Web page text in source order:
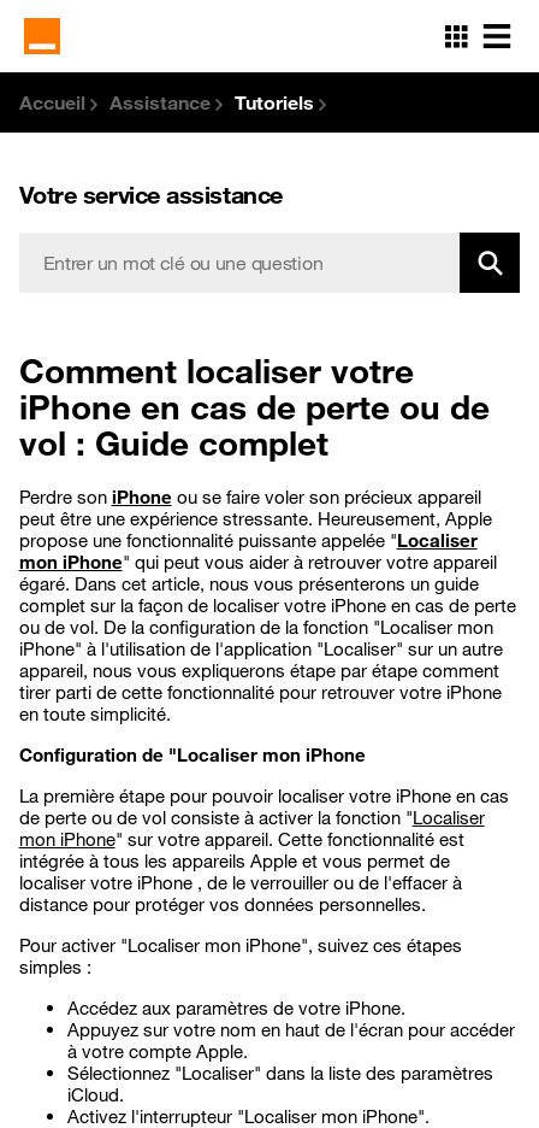
contenu
principal
Accueil Assistance Tutoriels
Votre service assistance
Comment localiser votre
iPhone en cas de perte ou de
vol : Guide complet
Perdre son iPhoneou se faire voler son précieux appareil
peut être une expérience stressante. Heureusement, Apple
propose une fonctionnalité puissante appelée "Localiser
mon iPhone" qui peut vous aider à retrouver votre appareil
égaré. Dans cet article, nous vous présenterons un guide
complet sur la façon de localiser votre iPhone en cas de perte
ou de vol. De la configuration de la fonction "Localiser mon
iPhone" à l'utilisation de l'application "Localiser" sur un autre
appareil, nous vous expliquerons étape par étape comment
tirer parti de cette fonctionnalité pour retrouver votre iPhone
en toute simplicité.
Configuration de "Localiser mon iPhone
La première étape pour pouvoir localiser votre iPhone en cas
de perte ou de vol consiste à activer la fonction "Localiser
mon iPhone" sur votre appareil. Cette fonctionnalité est
intégrée à tous les appareils Apple et vous permet de
localiser votre iPhone , de le verrouiller ou de l'effacer à
distance pour protéger vos données personnelles.
Pour activer "Localiser mon iPhone", suivez ces étapes
simples :
Accédez aux paramètres de votre iPhone.
Appuyez sur votre nom en haut de l'écran pour accéder
à votre compte Apple.
Sélectionnez "Localiser" dans la liste des paramètres
iCloud.
Activez l'interrupteur "Localiser mon iPhone".